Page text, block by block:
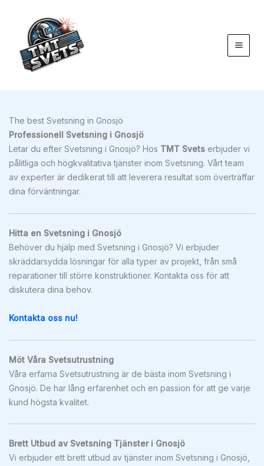
innehåll
The best Svetsning in Gnosjö
Professionell Svetsning i Gnosjö
Letar du efter Svetsning i Gnosjö? Hos TMT Svets erbjuder vi
pålitliga och högkvalitativa tjänster inom Svetsning. Vårt team
av experter är dedikerat till att leverera resultat som överträffar
dina förväntningar.
Hitta en Svetsning i Gnosjö
Behöver du hjälp med Svetsning i Gnosjö? Vi erbjuder
skräddarsydda lösningar för alla typer av projekt, från små
reparationer till större konstruktioner. Kontakta oss för att
diskutera dina behov.
Kontakta oss nu!
Möt Våra Svetsutrustning
Våra erfarna Svetsutrustning är de bästa inom Svetsning i
Gnosjö. De har lång erfarenhet och en passion för att ge varje
kund högsta kvalitet.
Brett Utbud av Svetsning Tjänster i Gnosjö
Vi erbjuder ett brett utbud av tjänster inom Svetsning i Gnosjö,